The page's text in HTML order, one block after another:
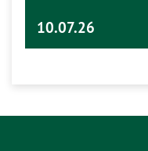
10.07.26